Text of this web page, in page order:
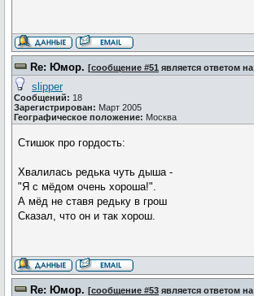
Re: Юмор. [сообщение #51 является ответом на
slipper
Сообщений: 18
Зарегистрирован: Март 2005
Географическое положение: Москва
Стишок про гордость:
Хвалилась редька чуть дыша -
"Я с мёдом очень хороша!".
А мёд не ставя редьку в грош
Сказал, что он и так хорош.
Re: Юмор. [сообщение #53 является ответом на